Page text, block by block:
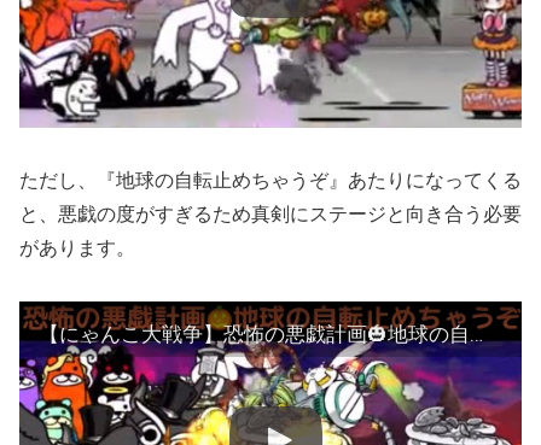
ただし、『地球の自転止めちゃうぞ』あたりになってくる
と、悪戯の度がすぎるため真剣にステージと向き合う必要
があります。
【にゃんこ大戦争】恐怖の悪戯計画🎃地球の自転を止めちゃうぞ【超激レア】をふんだんに使って攻略♫